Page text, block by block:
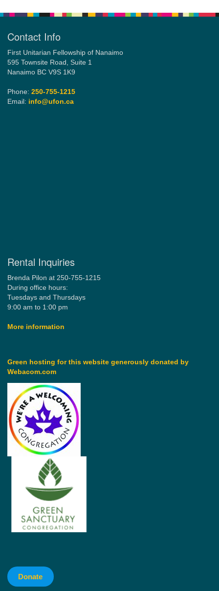
Contact Info
First Unitarian Fellowship of Nanaimo
595 Townsite Road, Suite 1
Nanaimo BC V9S 1K9
Phone: 250-755-1215
Email: info@ufon.ca
Rental Inquiries
Brenda Pilon at 250-755-1215
During office hours:
Tuesdays and Thursdays
9:00 am to 1:00 pm
More information
Green hosting for this website generously donated by
Webacom.com
Donate